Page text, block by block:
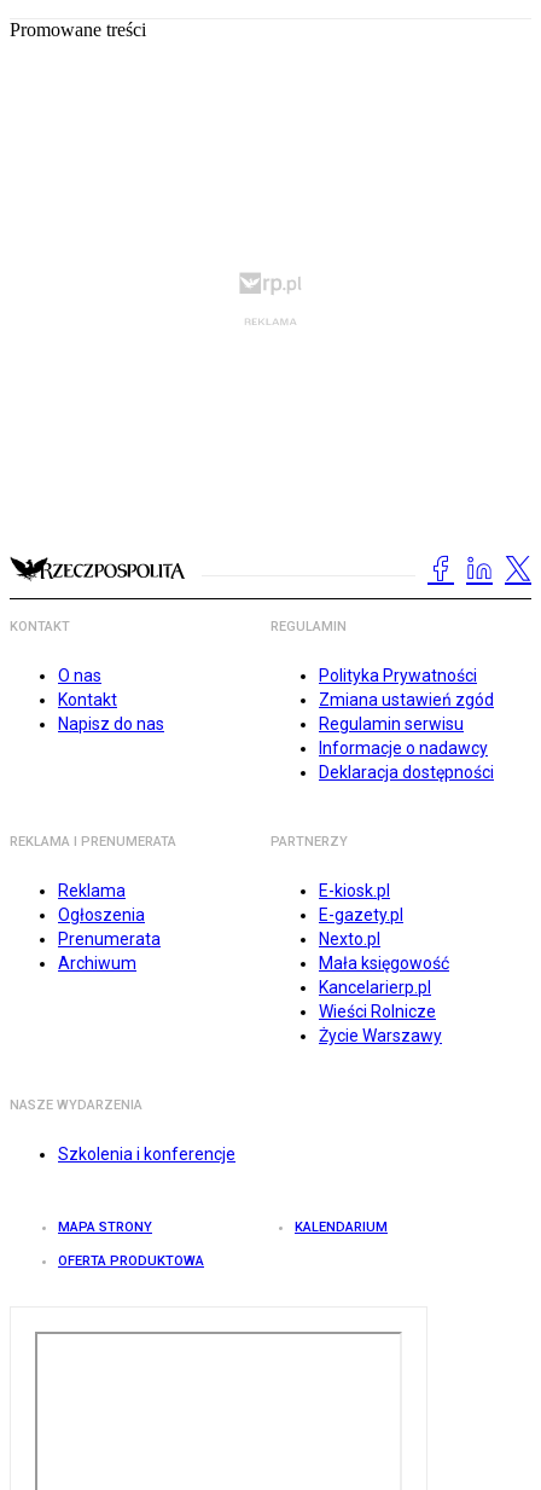
Promowane treści
KONTAKT
O nas
Kontakt
Napisz do nas
REGULAMIN
Polityka Prywatności
Zmiana ustawień zgód
Regulamin serwisu
Informacje o nadawcy
Deklaracja dostępności
REKLAMA I PRENUMERATA
Reklama
Ogłoszenia
Prenumerata
Archiwum
PARTNERZY
E-kiosk.pl
E-gazety.pl
Nexto.pl
Mała księgowość
Kancelarierp.pl
Wieści Rolnicze
Życie Warszawy
NASZE WYDARZENIA
Szkolenia i konferencje
MAPA STRONY KALENDARIUM
OFERTA PRODUKTOWA